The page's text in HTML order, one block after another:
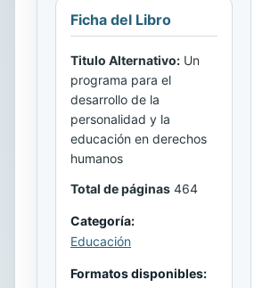
Ficha del Libro
Titulo Alternativo: Un
programa para el
desarrollo de la
personalidad y la
educación en derechos
humanos
Total de páginas 464
Categoría:
Educación
Formatos disponibles: